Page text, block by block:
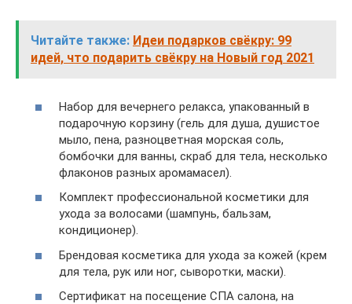
Читайте также: Идеи подарков свёкру: 99
идей, что подарить свёкру на Новый год 2021
Набор для вечернего релакса, упакованный в
подарочную корзину (гель для душа, душистое
мыло, пена, разноцветная морская соль,
бомбочки для ванны, скраб для тела, несколько
флаконов разных аромамасел).
Комплект профессиональной косметики для
ухода за волосами (шампунь, бальзам,
кондиционер).
Брендовая косметика для ухода за кожей (крем
для тела, рук или ног, сыворотки, маски).
Сертификат на посещение СПА салона, на